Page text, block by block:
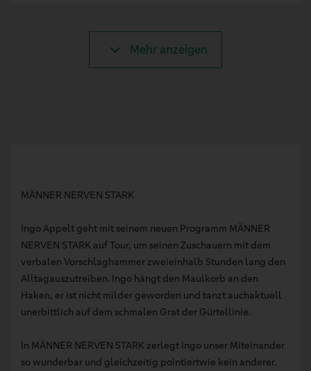
Mehr anzeigen
MÄNNER NERVEN STARK
Ingo Appelt geht mit seinem neuen Programm MÄNNER
NERVEN STARK auf Tour, um seinen Zuschauern mit dem
verbalen Vorschlaghammer zweieinhalb Stunden lang den
Alltagauszutreiben. Ingo hängt den Maulkorb an den
Haken, er ist nicht milder geworden und tanzt auchaktuell
unerbittlich auf dem schmalen Grat der Gürtellinie.
In MÄNNER NERVEN STARK zerlegt Ingo unser Miteinander
so wunderbar und gleichzeitig pointiertwie kein anderer.